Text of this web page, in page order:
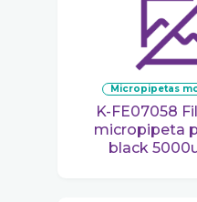
micropipetas
K-FE07058 Filtro para
micropipeta
black